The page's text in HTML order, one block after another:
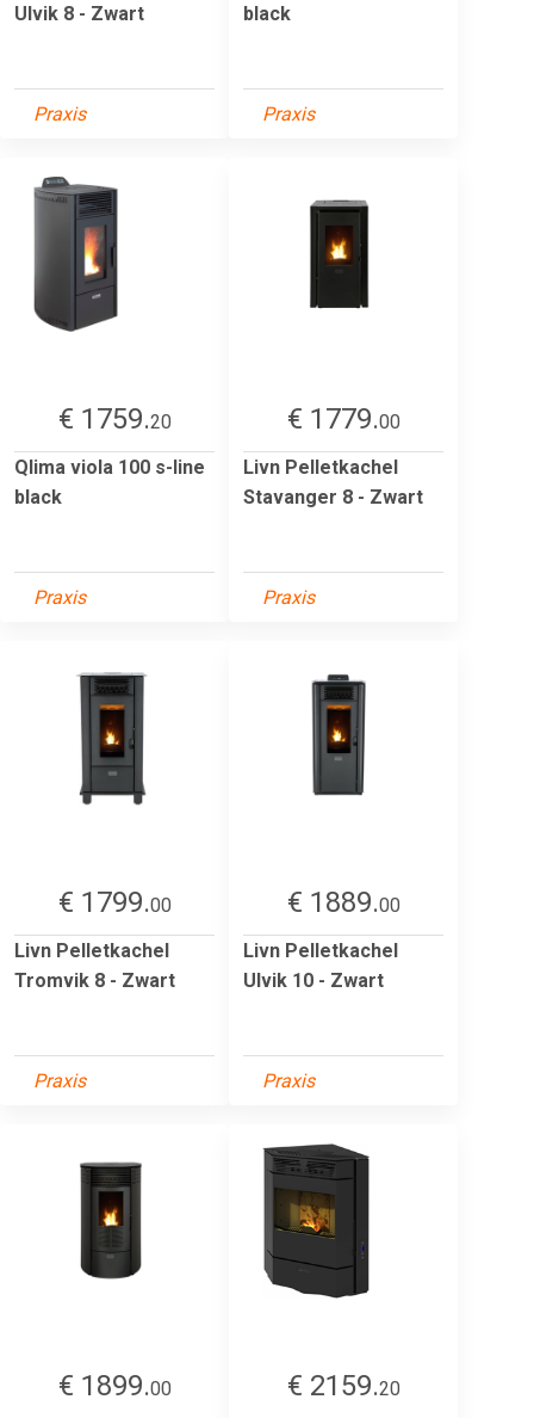
Ulvik 8 - Zwart
Praxis
black
Praxis
€ 1759.20
Qlima viola 100 s-line
black
Praxis
€ 1779.00
Livn Pelletkachel
Stavanger 8 - Zwart
Praxis
€ 1799.00
Livn Pelletkachel
Tromvik 8 - Zwart
Praxis
€ 1889.00
Livn Pelletkachel
Ulvik 10 - Zwart
Praxis
€ 1899.00 € 2159.20